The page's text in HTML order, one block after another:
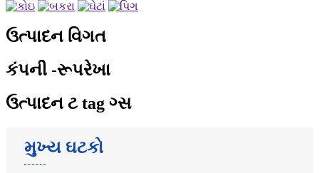
ઉત્પાદન વિગત
કંપની -રૂપરેખા
ઉત્પાદન ટ tag ગ્સ
મુખ્ય ઘટકો